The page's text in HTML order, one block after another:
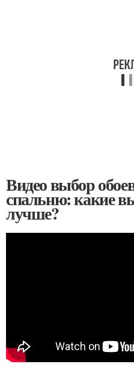
Видео выбор
спальню: какие
лучше?